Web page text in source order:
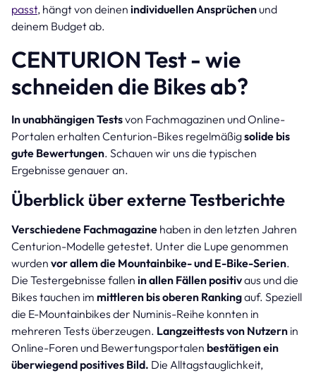
passt, hängt von deinen individuellen Ansprüchen und
deinem Budget ab.
CENTURION Test - wie
schneiden die Bikes ab?
In unabhängigen Testsvon Fachmagazinen und Online-
Portalen erhalten Centurion-Bikes regelmäßigsolide bis
gute Bewertungen. Schauen wir uns die typischen
Ergebnisse genauer an.
Überblick über externe Testberichte
Verschiedene Fachmagazine haben in den letzten Jahren
Centurion-Modelle getestet. Unter die Lupe genommen
wurden vor allem die Mountainbike- und E-Bike-Serien.
Die Testergebnisse fallen in allen Fällen positivaus und die
Bikes tauchen im mittleren bis oberen Rankingauf. Speziell
die E-Mountainbikes der Numinis-Reihe konnten in
mehreren Tests überzeugen. Langzeittests von Nutzern in
Online-Foren und Bewertungsportalen bestätigen ein
überwiegend positives Bild. Die Alltagstauglichkeit,